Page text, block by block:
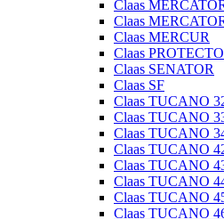
Claas
Claas
Claas MERCUR
Claas
Claas SENATOR
Claas SF
Claas TUCANO
Claas TUCANO
Claas TUCANO
Claas TUCANO
Claas TUCANO
Claas TUCANO
Claas TUCANO
Claas TUCANO